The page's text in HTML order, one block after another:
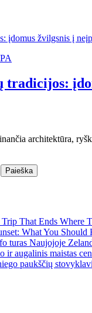
tradicijos:
architektūra,
Paieška
That Ends Where
What You Should
turas Naujojoje
ir augalinis maistas
paukščių